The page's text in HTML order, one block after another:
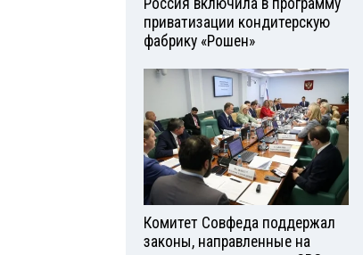
Россия включила в программу
приватизации кондитерскую
фабрику «Рошен»
Комитет Совфеда поддержал
законы, направленные на